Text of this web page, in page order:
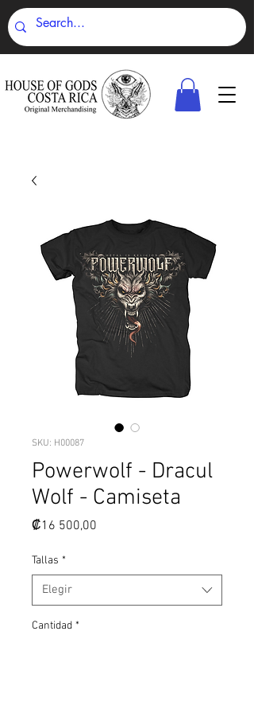
SKU: H00087
Powerwolf - Dracul
Wolf - Camiseta
₡16 500,00
Tallas *
Elegir
Cantidad *